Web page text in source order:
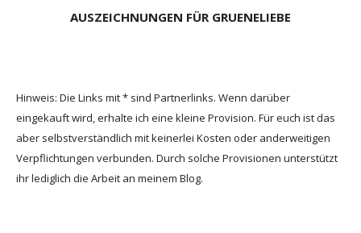
AUSZEICHNUNGEN FÜR GRUENELIEBE
Hinweis: Die Links mit * sind Partnerlinks. Wenn darüber
eingekauft wird, erhalte ich eine kleine Provision. Für euch ist das
aber selbstverständlich mit keinerlei Kosten oder anderweitigen
Verpflichtungen verbunden. Durch solche Provisionen unterstützt
ihr lediglich die Arbeit an meinem Blog.